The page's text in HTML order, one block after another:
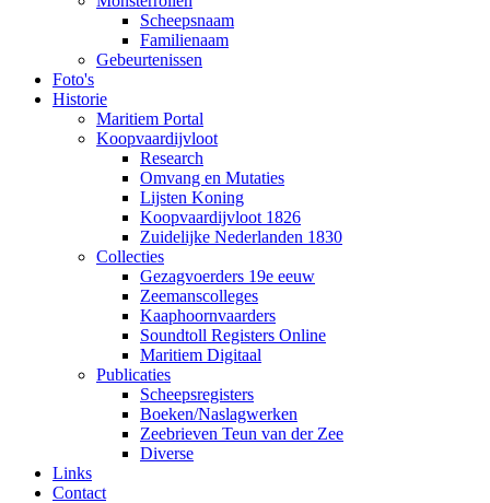
Scheepsnaam
Familienaam
Gebeurtenissen
Foto's
Historie
Maritiem Portal
Koopvaardijvloot
Research
Omvang en Mutaties
Lijsten Koning
Koopvaardijvloot 1826
Zuidelijke Nederlanden 1830
Collecties
Gezagvoerders 19e eeuw
Zeemanscolleges
Kaaphoornvaarders
Soundtoll Registers Online
Maritiem Digitaal
Publicaties
Scheepsregisters
Boeken/Naslagwerken
Zeebrieven Teun van der Zee
Diverse
Links
Contact